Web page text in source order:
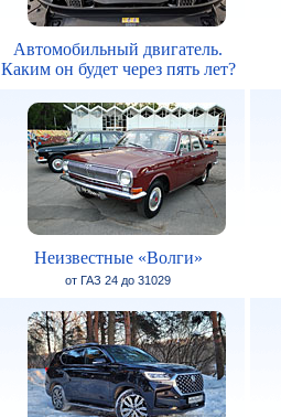
Автомобильный двигатель.
Каким он будет через пять лет?
Неизвестные «Волги»
от ГАЗ 24 до 31029